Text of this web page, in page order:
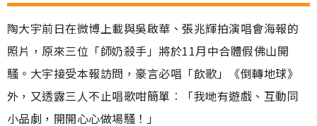
陶大宇前日在微博上載與吳啟華、張兆輝拍演唱會海報的
照片，原來三位「師奶殺手」將於11月中合體假佛山開
騷。大宇接受本報訪問，豪言必唱「飲歌」《倒轉地球》
外，又透露三人不止唱歌咁簡單︰「我哋有遊戲、互動同
小品劇，開開心心做場騷！」